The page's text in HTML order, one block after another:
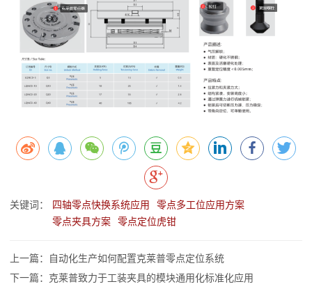
关键词： 四轴零点快换系统应用
零点多工位应用方案
零点夹具方案
零点定位虎钳
上一篇：自动化生产如何配置克莱普零点定位系统
下一篇：克莱普致力于工装夹具的模块通用化标准化应用